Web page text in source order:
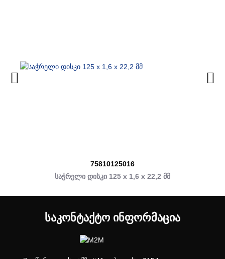
75810125016
საჭრელი დისკი 125 x 1,6 x 22,2 მმ
ᲡᲐᲙᲝᲜᲢᲐᲥᲢᲝ ᲘᲜᲤᲝᲠᲛᲐᲪᲘᲐ